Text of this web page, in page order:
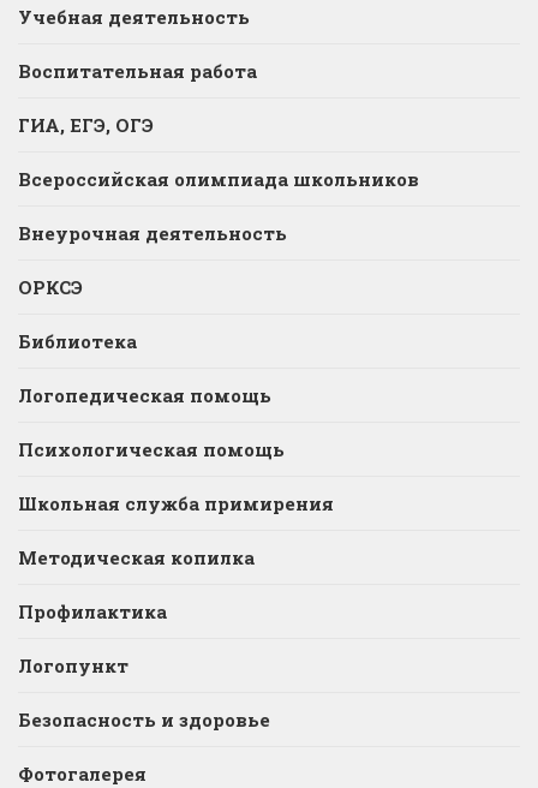
Учебная деятельность
Воспитательная работа
ГИА, ЕГЭ, ОГЭ
Всероссийская олимпиада школьников
Внеурочная деятельность
ОРКСЭ
Библиотека
Логопедическая помощь
Психологическая помощь
Школьная служба примирения
Методическая копилка
Профилактика
Логопункт
Безопасность и здоровье
Фотогалерея